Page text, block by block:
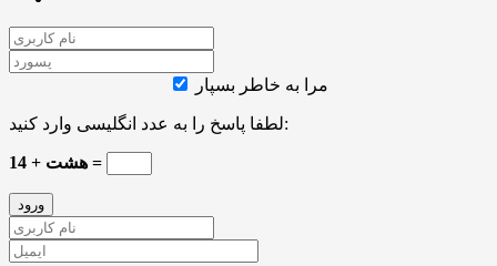
مرا به خاطر بسپار
لطفا پاسخ را به عدد انگلیسی وارد کنید:
هشت + 14 =